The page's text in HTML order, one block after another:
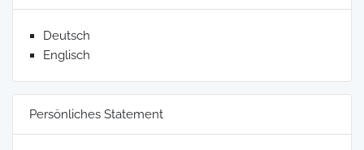
Deutsch
Englisch
Persönliches Statement